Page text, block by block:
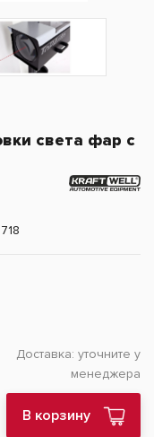
света фар с
Доставка: уточните у
менеджера
В корзину